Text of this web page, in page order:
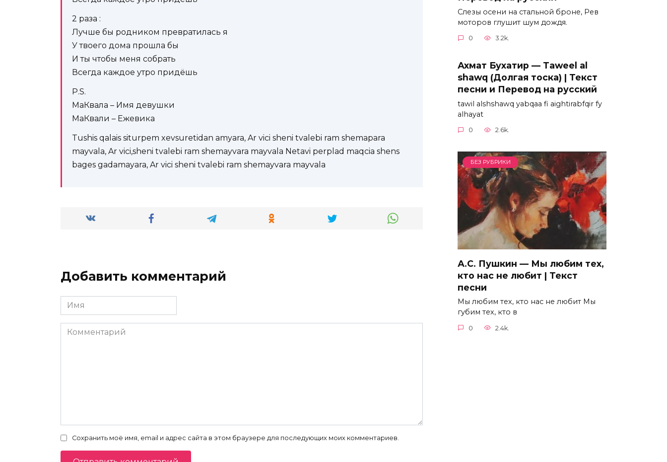
2 раза :
Лучше бы родником превратилась я
У твоего дома прошла бы
И ты чтобы меня собрать
Всегда каждое утро придёшь
P.S.
МаКвала – Имя девушки
МаКвали – Ежевика
Tushis qalais siturpem xevsuretidan amyara, Ar vici sheni tvalebi ram shemapara
mayvala, Ar vici,sheni tvalebi ram shemayvara mayvala Netavi perplad maqcia shens
bages gadamayara, Ar vici sheni tvalebi ram shemayvara mayvala
Добавить комментарий
Имя
*
Комментарий
Сохранить моё имя, email и адрес сайта в этом браузере для последующих моих комментариев.
Слезы осени на стальной броне, Рев
моторов глушит шум дождя.
0 3.2k.
Ахмат Бухатир — Taweel al
shawq (Долгая тоска) | Текст
песни и Перевод на русский
tawil alshshawq yabqaa fi aightirabfqir fy
alhayat
0 2.6k.
БЕЗ РУБРИКИ
А.С. Пушкин — Мы любим тех,
кто нас не любит | Текст
песни
Мы любим тех, кто нас не любит Мы
губим тех, кто в
0 2.4k.